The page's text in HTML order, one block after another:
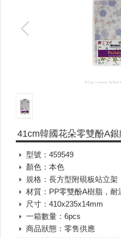
41cm韓國花朵零雙酚A
型號：459549
顏色：本色
規格：長方型附硯板站立架
材質：PP零雙酚A樹脂，
尺寸：410x235x14mm
一箱數量：6pcs
商品狀態：零售供應